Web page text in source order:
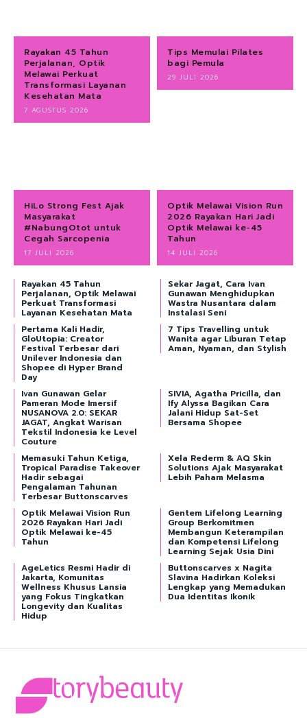
Rayakan 45 Tahun
Perjalanan, Optik
Melawai Perkuat
Transformasi Layanan
Kesehatan Mata
7 AGUSTUS 2026
Tips Memulai Pilates
bagi Pemula
29 JULI 2026
HiLo Strong Fest Ajak
Masyarakat
#NabungOtot untuk
Cegah Sarcopenia
17 JULI 2026
Optik Melawai Vision Run
2026 Rayakan Hari Jadi
Optik Melawai ke-45
Tahun
14 JULI 2026
Rayakan 45 Tahun
Perjalanan, Optik Melawai
Perkuat Transformasi
Layanan Kesehatan Mata
Sekar Jagat, Cara Ivan
Gunawan Menghidupkan
Wastra Nusantara dalam
Instalasi Seni
Pertama Kali Hadir,
GloUtopia: Creator
Festival Terbesar dari
Unilever Indonesia dan
Shopee di Hyper Brand
Day
7 Tips Travelling untuk
Wanita agar Liburan Tetap
Aman, Nyaman, dan Stylish
Ivan Gunawan Gelar
Pameran Mode Imersif
NUSANOVA 2.0: SEKAR
JAGAT, Angkat Warisan
Tekstil Indonesia ke Level
Couture
SIVIA, Agatha Pricilla, dan
Ify Alyssa Bagikan Cara
Jalani Hidup Sat-Set
Bersama Shopee
Memasuki Tahun Ketiga,
Tropical Paradise Takeover
Hadir sebagai
Pengalaman Tahunan
Terbesar Buttonscarves
Xela Rederm & AQ Skin
Solutions Ajak Masyarakat
Lebih Paham Melasma
Optik Melawai Vision Run
2026 Rayakan Hari Jadi
Optik Melawai ke-45
Tahun
Gentem Lifelong Learning
Group Berkomitmen
Membangun Keterampilan
dan Kompetensi Lifelong
Learning Sejak Usia Dini
AgeLetics Resmi Hadir di
Jakarta, Komunitas
Wellness Khusus Lansia
yang Fokus Tingkatkan
Longevity dan Kualitas
Hidup
Buttonscarves x Nagita
Slavina Hadirkan Koleksi
Lengkap yang Memadukan
Dua Identitas Ikonik